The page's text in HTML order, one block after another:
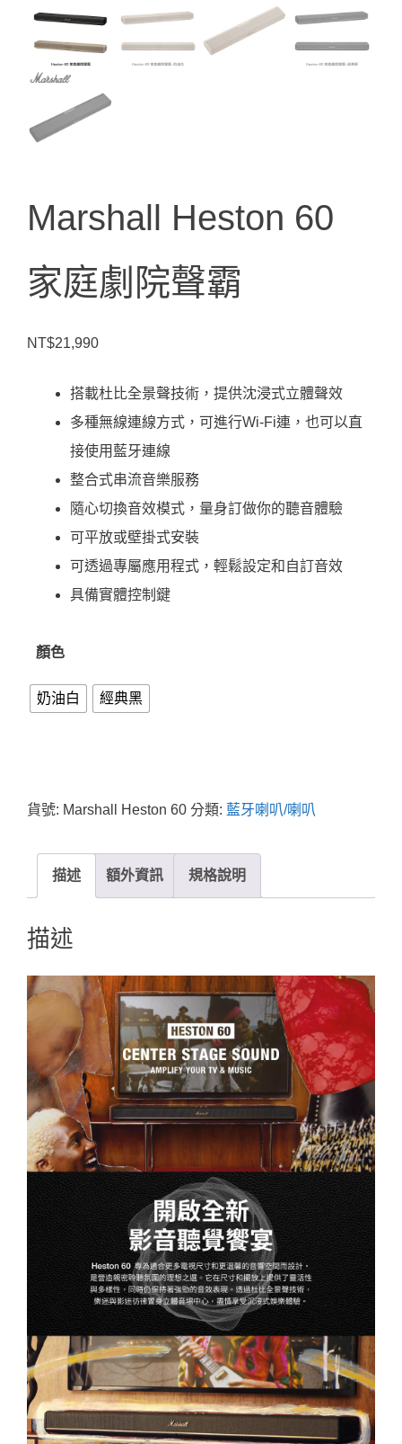
Marshall Heston 60
家庭劇院聲霸
NT$21,990
搭載杜比全景聲技術，提供沈浸式立體聲效
多種無線連線方式，可進行Wi-Fi連，也可以直
接使用藍牙連線
整合式串流音樂服務
隨心切換音效模式，量身訂做你的聽音體驗
可平放或壁掛式安裝
可透過專屬應用程式，輕鬆設定和自訂音效
具備實體控制鍵
顏色
奶油白 經典黑
貨號: Marshall Heston 60 分類: 藍牙喇叭/喇叭
描述 額外資訊 規格說明
描述